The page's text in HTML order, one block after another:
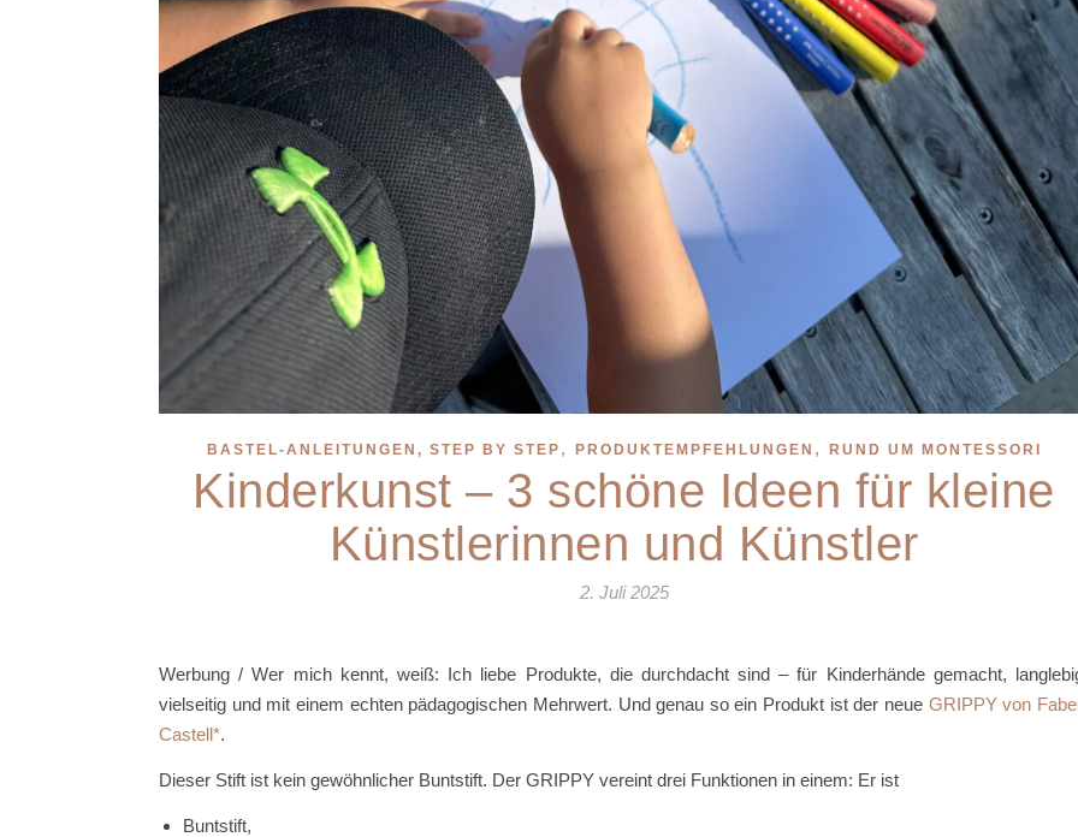
BASTEL-ANLEITUNGEN, STEP BY STEP , PRODUKTEMPFEHLUNGEN , RUND UM MONTESSORI
Kinderkunst – 3 schöne Ideen für kleine
Künstlerinnen und Künstler
2. Juli 2025
Werbung / Wer mich kennt, weiß: Ich liebe Produkte, die durchdacht sind – für Kinderhände gemacht,
vielseitig und mit einem echten pädagogischen Mehrwert. Und genau so ein Produkt ist der neue GRIPPY von
Castell .
Dieser Stift ist kein gewöhnlicher Buntstift. Der GRIPPY vereint drei Funktionen in einem: Er ist
Buntstift,